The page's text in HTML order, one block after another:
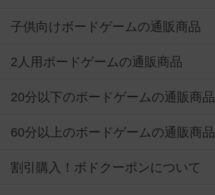
子供向けボードゲームの通販商品
2人用ボードゲームの通販商品
20分以下のボードゲームの通販商品
60分以上のボードゲームの通販商品
割引購入！ボドクーポンについて